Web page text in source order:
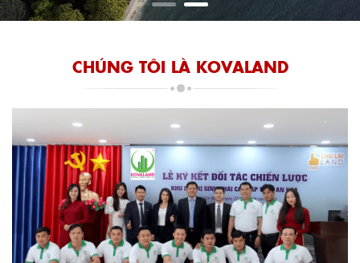
CHÚNG TÔI LÀ KOVALAND